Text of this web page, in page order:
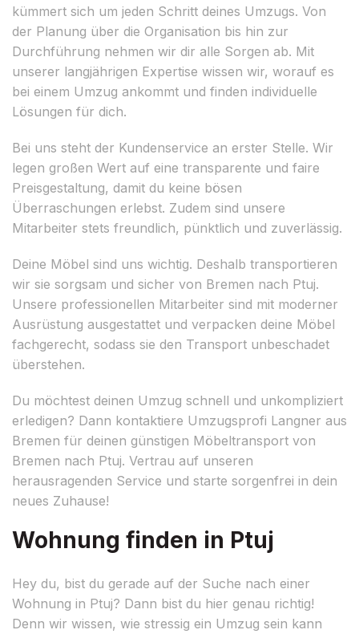
kümmert sich um jeden Schritt deines Umzugs. Von
der Planung über die Organisation bis hin zur
Durchführung nehmen wir dir alle Sorgen ab. Mit
unserer langjährigen Expertise wissen wir, worauf es
bei einem Umzug ankommt und finden individuelle
Lösungen für dich.
Bei uns steht der Kundenservice an erster Stelle. Wir
legen großen Wert auf eine transparente und faire
Preisgestaltung, damit du keine bösen
Überraschungen erlebst. Zudem sind unsere
Mitarbeiter stets freundlich, pünktlich und zuverlässig.
Deine Möbel sind uns wichtig. Deshalb transportieren
wir sie sorgsam und sicher von Bremen nach Ptuj.
Unsere professionellen Mitarbeiter sind mit moderner
Ausrüstung ausgestattet und verpacken deine Möbel
fachgerecht, sodass sie den Transport unbeschadet
überstehen.
Du möchtest deinen Umzug schnell und unkompliziert
erledigen? Dann kontaktiere Umzugsprofi Langner aus
Bremen für deinen günstigen Möbeltransport von
Bremen nach Ptuj. Vertrau auf unseren
herausragenden Service und starte sorgenfrei in dein
neues Zuhause!
Wohnung finden in Ptuj
Hey du, bist du gerade auf der Suche nach einer
Wohnung in Ptuj? Dann bist du hier genau richtig!
Denn wir wissen, wie stressig ein Umzug sein kann